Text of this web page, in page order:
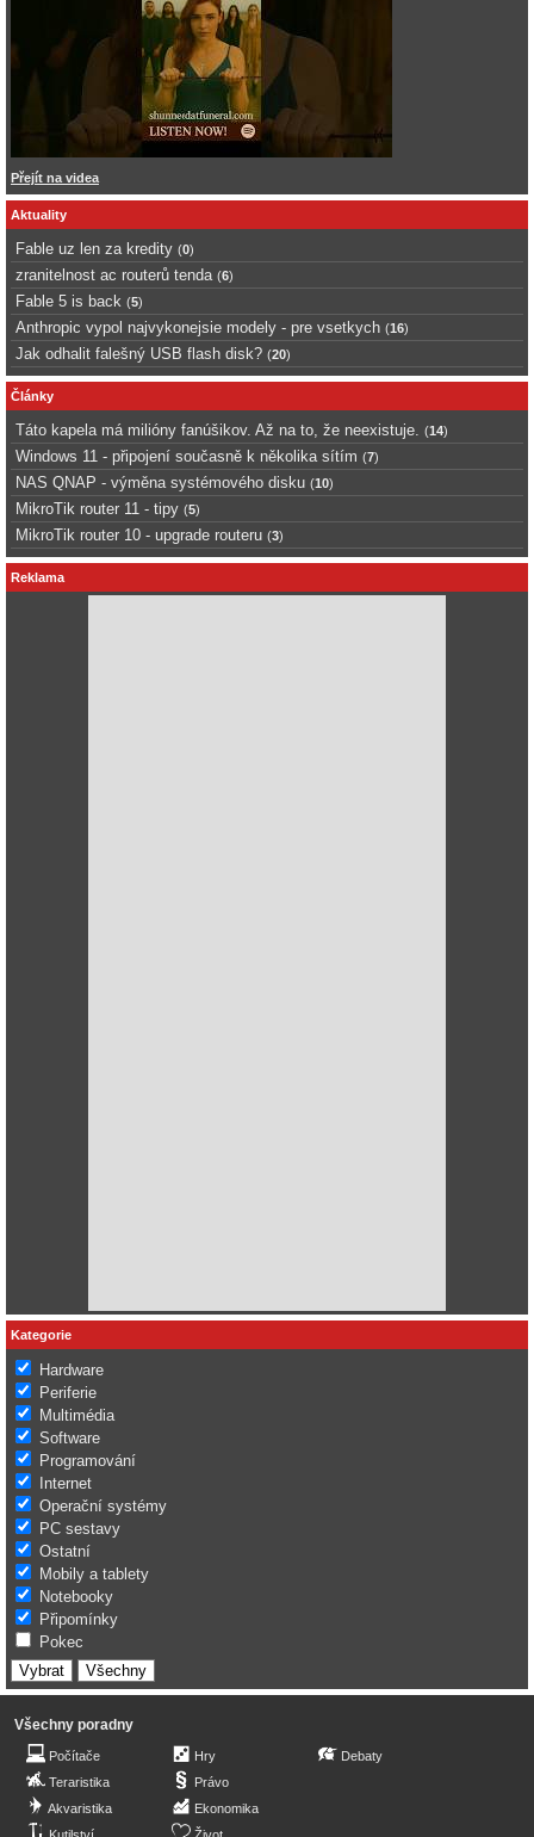
Přejít na videa
Aktuality
Fable uz len za kredity (0)
zranitelnost ac routerů tenda (6)
Fable 5 is back (5)
Anthropic vypol najvykonejsie modely - pre vsetkych (16)
Jak odhalit falešný USB flash disk? (20)
Články
Táto kapela má milióny fanúšikov. Až na to, že neexistuje. (14)
Windows 11 - připojení současně k několika sítím (7)
NAS QNAP - výměna systémového disku (10)
MikroTik router 11 - tipy (5)
MikroTik router 10 - upgrade routeru (3)
Reklama
Kategorie
Hardware
Periferie
Multimédia
Software
Programování
Internet
Operační systémy
PC sestavy
Ostatní
Mobily a tablety
Notebooky
Připomínky
Pokec
Všechny poradny
Počítače
Teraristika
Akvaristika
Hry
Právo
Ekonomika
Debaty